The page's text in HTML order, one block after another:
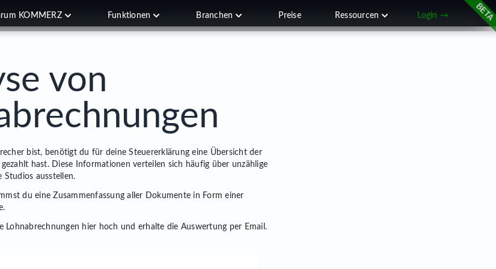
KOMMERZ Funktionen Branchen Preise Ressourcen Login →
von
bist, benötigt du für deine Steuererklärung eine Übersicht der
gezahlt hast. Diese Informationen verteilen sich häufig über unzählige
Studios ausstellen.
du eine Zusammenfassung aller Dokumente in Form einer
Lohnabrechnungen hier hoch und erhalte die Auswertung per Email.